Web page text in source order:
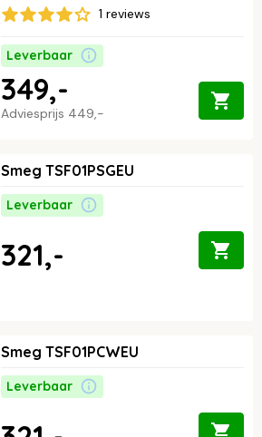
1 reviews
Leverbaar
Adviesprijs 449,-
349,-
Smeg TSF01PSGEU
Leverbaar
321,-
Smeg TSF01PCWEU
Leverbaar